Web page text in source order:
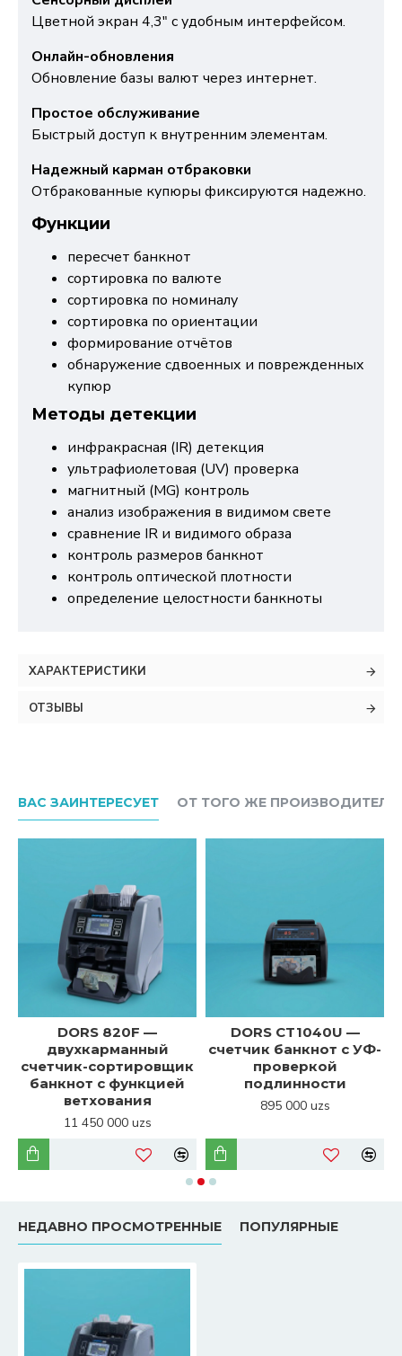
Цветной экран 4,3" с удобным интерфейсом.
Онлайн-обновления
Обновление базы валют через интернет.
Простое обслуживание
Быстрый доступ к внутренним элементам.
Надежный карман отбраковки
Отбракованные купюры фиксируются надежно.
Функции
пересчет банкнот
сортировка по валюте
сортировка по номиналу
сортировка по ориентации
формирование отчётов
обнаружение сдвоенных и поврежденных
купюр
Методы детекции
инфракрасная (IR) детекция
ультрафиолетовая (UV) проверка
магнитный (MG) контроль
анализ изображения в видимом свете
сравнение IR и видимого образа
контроль размеров банкнот
контроль оптической плотности
определение целостности банкноты
ХАРАКТЕРИСТИКИ
ОТЗЫВЫ
ВАС ЗАИНТЕРЕСУЕТ ОТ ТОГО ЖЕ ПРОИЗВОДИТЕЛЯ
DORS 820F —
двухкарманный
счетчик-сортировщик
банкнот с функцией
ветхования
11 450 000 uzs
DORS CT1040U —
счетчик банкнот с УФ-
проверкой
подлинности
895 000 uzs
НЕДАВНО ПРОСМОТРЕННЫЕ ПОПУЛЯРНЫЕ